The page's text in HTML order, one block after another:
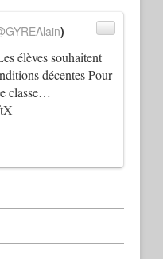
élèves souhaitent
décentes Pour
classe…
)